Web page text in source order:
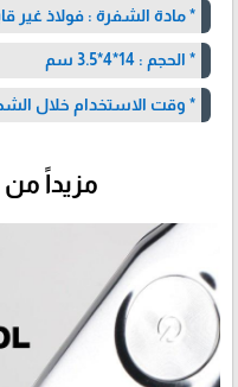
* مادة الشفرة : فولاذ غير
* الحجم : 14*4*3.5 سم
* وقت الاستخدام خلال الشحنة
مزيداً من